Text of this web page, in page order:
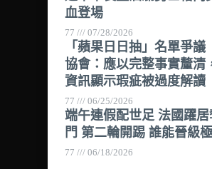
血登場
77 07/28/2026
「蘋果日日抽」名單爭
協會：應以完整事實釐清
資訊顯示瑕疵被過度解讀
77 06/25/2026
端午連假配世足 法國躍
門 第二輪開踢 誰能晉級
77 06/18/2026